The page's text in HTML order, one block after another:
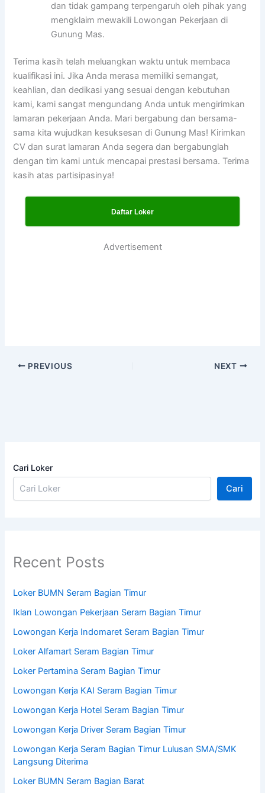
dan tidak gampang terpengaruh oleh pihak yang
mengklaim mewakili Lowongan Pekerjaan di
Gunung Mas.
Terima kasih telah meluangkan waktu untuk membaca
kualifikasi ini. Jika Anda merasa memiliki semangat,
keahlian, dan dedikasi yang sesuai dengan kebutuhan
kami, kami sangat mengundang Anda untuk mengirimkan
lamaran pekerjaan Anda. Mari bergabung dan bersama-
sama kita wujudkan kesuksesan di Gunung Mas! Kirimkan
CV dan surat lamaran Anda segera dan bergabunglah
dengan tim kami untuk mencapai prestasi bersama. Terima
kasih atas partisipasinya!
Daftar Loker
Advertisement
PREVIOUS NEXT
Cari Loker
Cari
Recent Posts
Loker BUMN Seram Bagian Timur
Iklan Lowongan Pekerjaan Seram Bagian Timur
Lowongan Kerja Indomaret Seram Bagian Timur
Loker Alfamart Seram Bagian Timur
Loker Pertamina Seram Bagian Timur
Lowongan Kerja KAI Seram Bagian Timur
Lowongan Kerja Hotel Seram Bagian Timur
Lowongan Kerja Driver Seram Bagian Timur
Lowongan Kerja Seram Bagian Timur Lulusan SMA/SMK
Langsung Diterima
Loker BUMN Seram Bagian Barat